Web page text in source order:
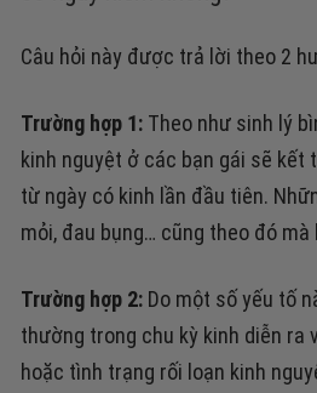
Câu hỏi này được trả lời theo 2
Trường hợp 1: Theo như sinh lý
kinh nguyệt ở các bạn gái sẽ kết
từ ngày có kinh lần đầu tiên.
mỏi, đau bụng… cũng theo đó
Trường hợp 2: Do một số yếu tố
thường trong chu kỳ kinh diễn ra
hoặc tình trạng rối loạn kinh